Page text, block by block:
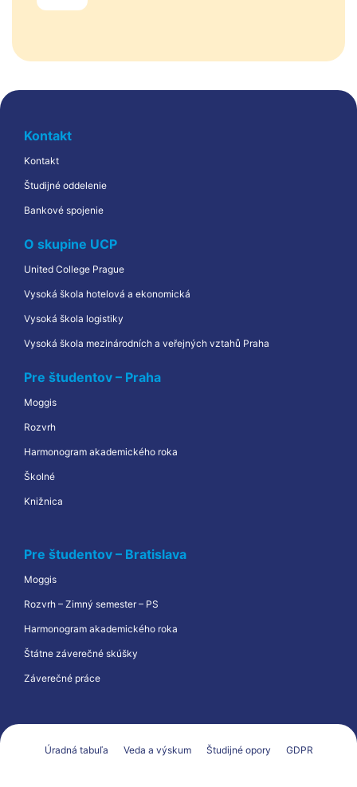
Kontakt
Kontakt
Študijné oddelenie
Bankové spojenie
O skupine UCP
United College Prague
Vysoká škola hotelová a ekonomická
Vysoká škola logistiky
Vysoká škola mezinárodních a veřejných vztahů Praha
Pre študentov – Praha
Moggis
Rozvrh
Harmonogram akademického roka
Školné
Knižnica
Pre študentov – Bratislava
Moggis
Rozvrh – Zimný semester – PS
Harmonogram akademického roka
Štátne záverečné skúšky
Záverečné práce
Úradná tabuľa Veda a výskum Študijné opory GDPR